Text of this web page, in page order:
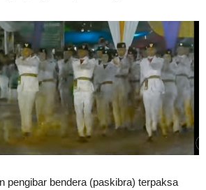
pengibar bendera (paskibra) terpaksa